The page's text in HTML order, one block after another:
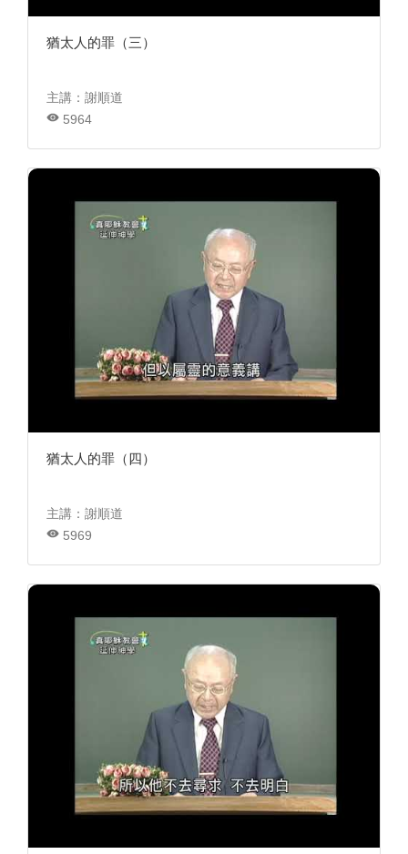
猶太人的罪（三）
主講：謝順道
5964
猶太人的罪（四）
主講：謝順道
5969